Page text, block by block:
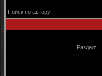
Поиск по автору:
Раздел: